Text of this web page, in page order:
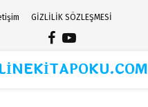
GİZLİLİK SÖZLEŞMESİ
Facebook
Youtube